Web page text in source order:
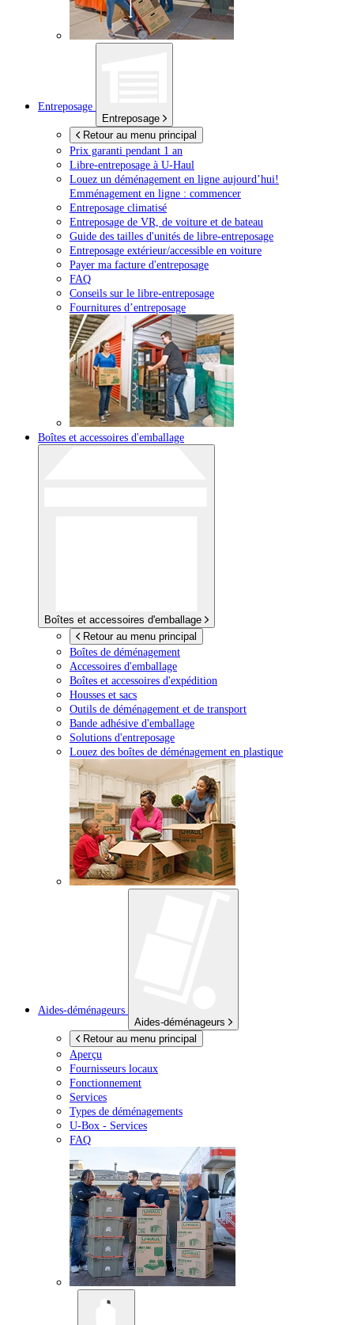
Entreposage
Entreposage
Retour au menu principal
Prix garanti pendant 1 an
Libre-entreposage à U-Haul
Louez un déménagement en ligne aujourd’hui!
Emménagement en ligne : commencer
Entreposage climatisé
Entreposage de VR, de voiture et de bateau
Guide des tailles d'unités de libre-entreposage
Entreposage extérieur/accessible en voiture
Payer ma facture d'entreposage
FAQ
Conseils sur le libre-entreposage
Fournitures d’entreposage
Boîtes et accessoires d'emballage
Boîtes et accessoires d'emballage
Retour au menu principal
Boîtes de déménagement
Accessoires d'emballage
Boîtes et accessoires d'expédition
Housses et sacs
Outils de déménagement et de transport
Bande adhésive d'emballage
Solutions d'entreposage
Louez des boîtes de déménagement en plastique
Aides-déménageurs
Aides-déménageurs
Retour au menu principal
Aperçu
Fournisseurs locaux
Fonctionnement
Services
Types de déménagements
U-Box - Services
FAQ